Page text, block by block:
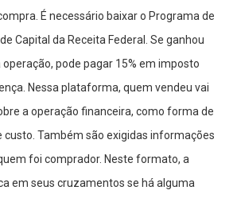
É necessário baixar o Programa de
Capital da Receita Federal. Se ganhou
pode pagar 15% em imposto
Nessa plataforma, quem vendeu vai
a operação financeira, como forma de
custo. Também são exigidas informações
foi comprador. Neste formato, a
em seus cruzamentos se há alguma